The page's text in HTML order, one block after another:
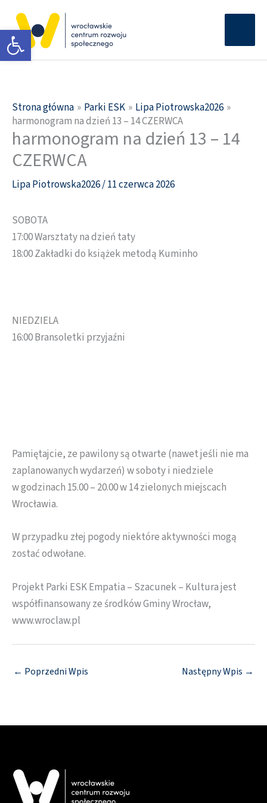
Otwórz pasek narzędzi
treści
Strona główna Parki ESK
Lipa Piotrowska2026
harmonogram na dzień 13 – 14 CZERWCA
harmonogram na dzień 13 – 14
CZERWCA
Lipa Piotrowska2026/11 czerwca 2026
SOBOTA
17:00 Warsztaty na dzień taty
18:00 Zakładki do książek metodą Kuminho
NIEDZIELA
16:00 Bransoletki przyjaźni
Pamiętajcie, ze pawilony są otwarte (nawet jeśli nie ma
zaplanowanych wydarzeń) w soboty i niedziele
w godzinach 15.00 – 20.00 w 14 zielonych miejscach
Wrocławia.
W przypadku złej pogody niektóre aktywności mogą
zostać odwołane.
Projekt Parki ESK Empatia – Szacunek – Kultura jest
współfinansowany ze środków Gminy Wrocław,
www.wroclaw.pl
← Poprzedni Wpis Następny Wpis →